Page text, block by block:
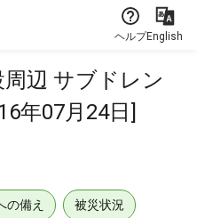
ヘルプEnglish
辺 サブドレン
年07月24日]
の備え 被災状況